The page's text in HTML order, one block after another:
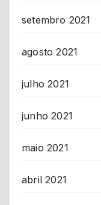
setembro 2021
agosto 2021
julho 2021
junho 2021
maio 2021
abril 2021